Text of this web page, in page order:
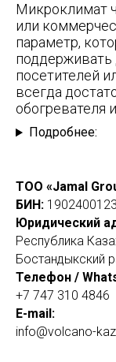
Микроклимат
или
параметр,
посетителей
всегда
обогревателя
Подробнее:
ТОО «Jamal
БИН:
Юридический
Республика
Бостандыкский
Телефон /
+7 747 310 4846
E-mail:
info@volcano-